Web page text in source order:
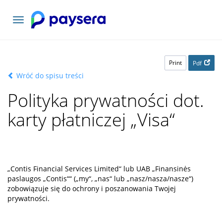
Toggle
navigation
Print Pdf
Wróć do spisu treści
Polityka prywatności dot.
karty płatniczej „Visa“
„Contis Financial Services Limited“ lub UAB „Finansinės
paslaugos „Contis““ („my“, „nas“ lub „nasz/nasza/nasze“)
zobowiązuje się do ochrony i poszanowania Twojej
prywatności.